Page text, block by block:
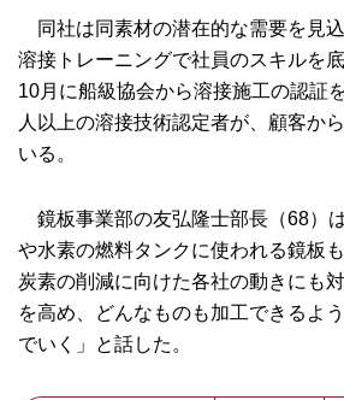
同社は同素材の潜在的な需要を見
溶接トレーニングで社員のスキルを
10月に船級協会から溶接施工の認証
人以上の溶接技術認定者が、顧客か
いる。
鏡板事業部の友弘隆士部長（68）
や水素の燃料タンクに使われる鏡板
炭素の削減に向けた各社の動きにも
を高め、どんなものも加工できるよ
でいく」と話した。